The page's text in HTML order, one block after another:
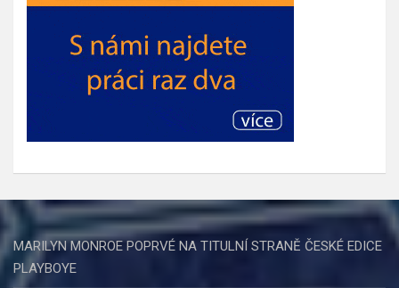
MARILYN MONROE POPRVÉ NA TITULNÍ STRANĚ ČESKÉ EDICE
PLAYBOYE